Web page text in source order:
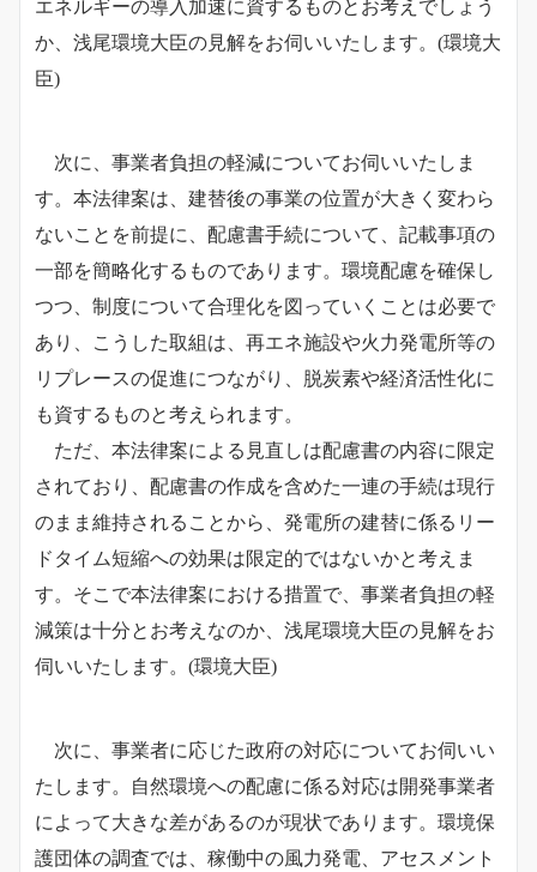
エネルギーの導入加速に資するものとお考えでしょう
か、浅尾環境大臣の見解をお伺いいたします。(環境大
臣)
次に、事業者負担の軽減についてお伺いいたしま
す。本法律案は、建替後の事業の位置が大きく変わら
ないことを前提に、配慮書手続について、記載事項の
一部を簡略化するものであります。環境配慮を確保し
つつ、制度について合理化を図っていくことは必要で
あり、こうした取組は、再エネ施設や火力発電所等の
リプレースの促進につながり、脱炭素や経済活性化に
も資するものと考えられます。
ただ、本法律案による見直しは配慮書の内容に限定
されており、配慮書の作成を含めた一連の手続は現行
のまま維持されることから、発電所の建替に係るリー
ドタイム短縮への効果は限定的ではないかと考えま
す。 そこで本法律案における措置で、事業者負担の軽
減策は十分とお考えなのか、浅尾環境大臣の見解をお
伺いいたします。 (環境大臣)
次に、事業者に応じた政府の対応についてお伺いい
たします。自然環境への配慮に係る対応は開発事業者
によって大きな差があるのが現状であります。環境保
護団体の調査では、稼働中の風力発電、アセスメント